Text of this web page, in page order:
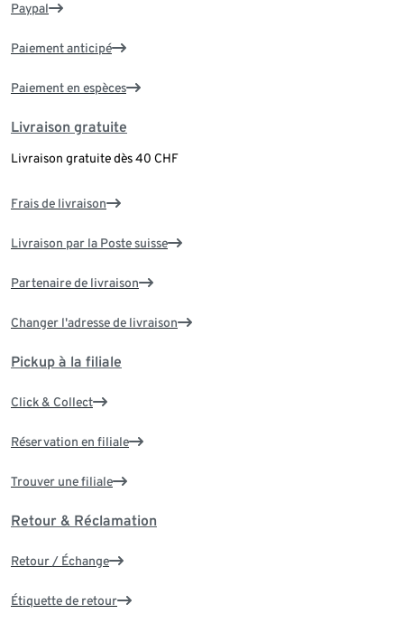
Paypal
Paiement anticipé
Paiement en espèces
Livraison gratuite
Livraison gratuite dès 40 CHF
Frais de livraison
Livraison par la Poste suisse
Partenaire de livraison
Changer l'adresse de livraison
Pickup à la filiale
Click & Collect
Réservation en filiale
Trouver une filiale
Retour & Réclamation
Retour / Échange
Étiquette de retour